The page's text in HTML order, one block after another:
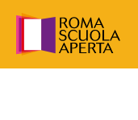
contenuto